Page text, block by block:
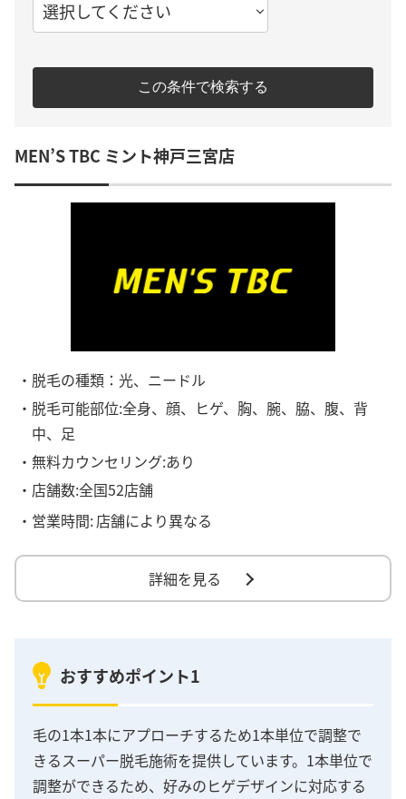
選択してください
この条件で検索する
MEN’S TBC ミント神戸三宮店
・脱毛の種類：光、ニードル
・脱毛可能部位:全身、顔、ヒゲ、胸、腕、脇、腹、背
中、足
・無料カウンセリング:あり
・店舗数:全国52店舗
・営業時間:店舗により異なる
詳細を見る
おすすめポイント1
毛の1本1本にアプローチするため1本単位で調整で
きるスーパー脱毛施術を提供しています。1本単位で
調整ができるため、好みのヒゲデザインに対応する